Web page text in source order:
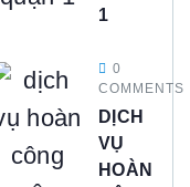
1
0
COMMENTS
DỊCH
VỤ
HOÀN